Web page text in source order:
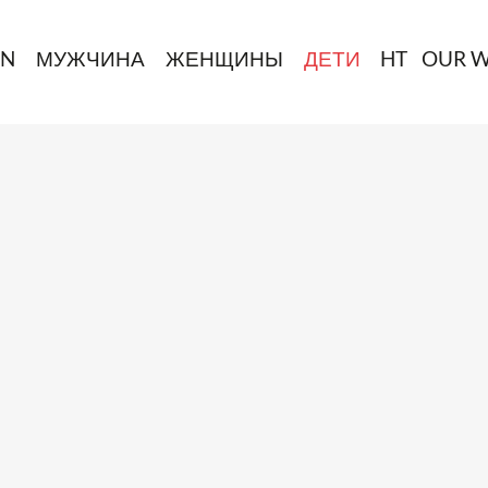
МУЖЧИНА ЖЕНЩИНЫ ДЕТИ HT OUR